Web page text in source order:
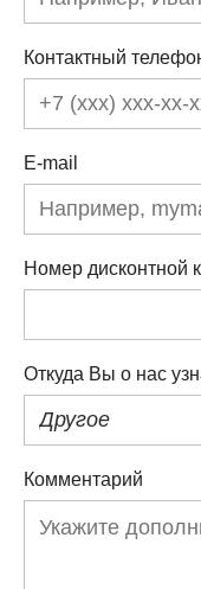
Контактный
E-mail
Номер дисконтной
Откуда Вы о нас
Другое
Комментарий